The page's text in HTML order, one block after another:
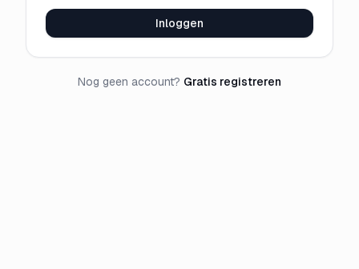
Inloggen
Nog geen account? Gratis registreren